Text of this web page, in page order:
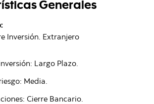
Generales
Inversión. Extranjero
Largo Plazo.
Media.
Cierre Bancario.